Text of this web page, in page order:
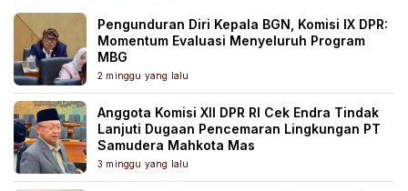
Pengunduran Diri Kepala BGN, Komisi IX DPR:
Momentum Evaluasi Menyeluruh Program
MBG
2 minggu yang lalu
Anggota Komisi XII DPR RI Cek Endra Tindak
Lanjuti Dugaan Pencemaran Lingkungan PT
Samudera Mahkota Mas
3 minggu yang lalu